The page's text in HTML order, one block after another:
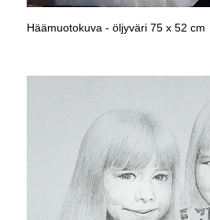
Häämuotokuva - öljyväri 75 x 52 cm